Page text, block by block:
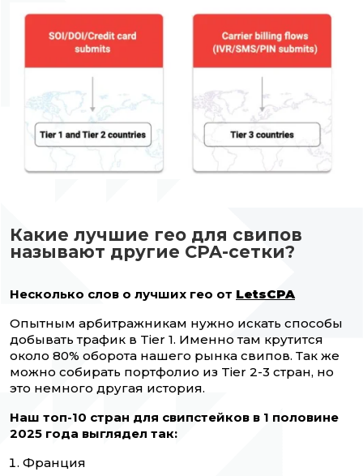
Какие лучшие гео для свипов
называют другие CPA-сетки?
Несколько слов о лучших гео от LetsCPA
Опытным арбитражникам нужно искать способы
добывать трафик в Tier 1. Именно там крутится
около 80% оборота нашего рынка свипов. Так же
можно собирать портфолио из Tier 2-3 стран, но
это немного другая история.
Наш топ-10 стран для свипстейков в 1 половине
2025 года выглядел так:
Франция